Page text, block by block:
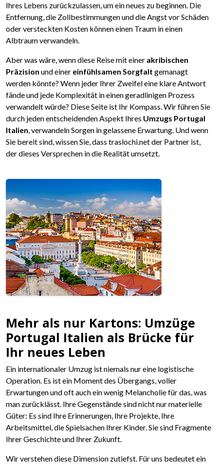
Ihres Lebens zurückzulassen, um ein neues zu beginnen. Die
Entfernung, die Zollbestimmungen und die Angst vor Schäden
oder versteckten Kosten können einen Traum in einen
Albtraum verwandeln.
Aber was wäre, wenn diese Reise mit einer akribischen
Präzision und einer einfühlsamen Sorgfalt gemanagt
werden könnte? Wenn jeder Ihrer Zweifel eine klare Antwort
fände und jede Komplexität in einen geradlinigen Prozess
verwandelt würde? Diese Seite ist Ihr Kompass. Wir führen Sie
durch jeden entscheidenden Aspekt Ihres Umzugs Portugal
Italien, verwandeln Sorgen in gelassene Erwartung. Und wenn
Sie bereit sind, wissen Sie, dass traslochi.net der Partner ist,
der dieses Versprechen in die Realität umsetzt.
Mehr als nur Kartons: Umzüge
Portugal Italien als Brücke für
Ihr neues Leben
Ein internationaler Umzug ist niemals nur eine logistische
Operation. Es ist ein Moment des Übergangs, voller
Erwartungen und oft auch ein wenig Melancholie für das, was
man zurücklässt. Ihre Gegenstände sind nicht nur materielle
Güter: Es sind Ihre Erinnerungen, Ihre Projekte, Ihre
Arbeitsmittel, die Spielsachen Ihrer Kinder. Sie sind Fragmente
Ihrer Geschichte und Ihrer Zukunft.
Wir verstehen diese Dimension zutiefst. Für uns bedeutet ein